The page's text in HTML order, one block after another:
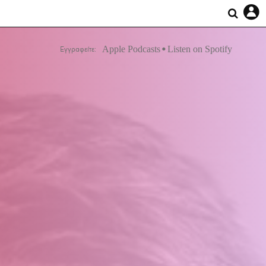
Εγγραφείτε: Apple Podcasts Listen on Spotify